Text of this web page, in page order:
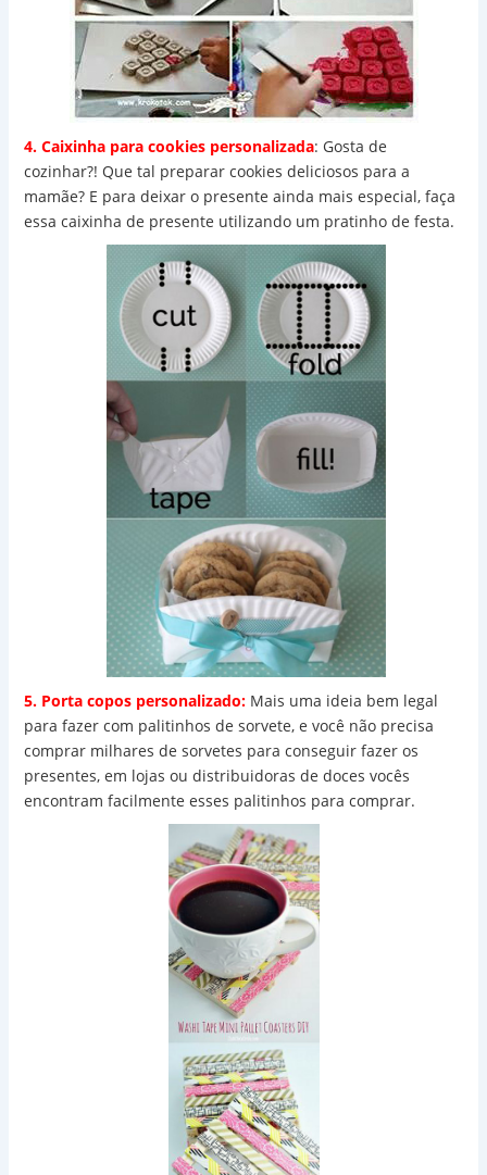
4. Caixinha para cookies personalizada: Gosta de
cozinhar?! Que tal preparar cookies deliciosos para a
mamãe? E para deixar o presente ainda mais especial, faça
essa caixinha de presente utilizando um pratinho de festa.
5. Porta copos personalizado: Mais uma ideia bem legal
para fazer com palitinhos de sorvete, e você não precisa
comprar milhares de sorvetes para conseguir fazer os
presentes, em lojas ou distribuidoras de doces vocês
encontram facilmente esses palitinhos para comprar.